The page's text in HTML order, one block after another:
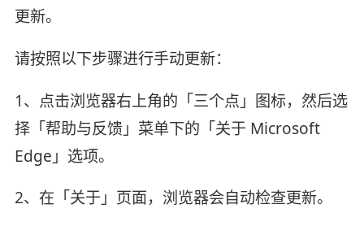
更新。
请按照以下步骤进行手动更新：
1、点击浏览器右上角的「三个点」图标，然后选
择「帮助与反馈」菜单下的「关于 Microsoft
Edge」选项。
2、在「关于」页面，浏览器会自动检查更新。